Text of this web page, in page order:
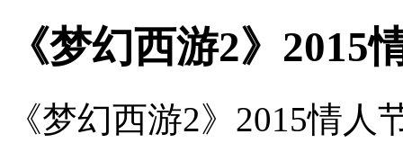
《梦幻西游2》2015
《梦幻西游2》2015情人